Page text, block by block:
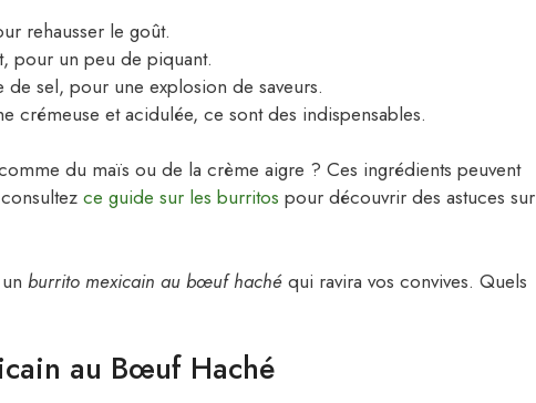
rehausser le goût.
pour un peu de piquant.
sel, pour une explosion de saveurs.
crémeuse et acidulée, ce sont des indispensables.
du maïs ou de la crème aigre ? Ces ingrédients peuvent
ce guide sur les burritos pour découvrir des astuces sur
burrito mexicain au bœuf haché qui ravira vos convives. Quels
au Bœuf Haché